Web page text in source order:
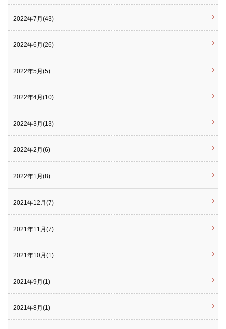
2022年7月(43)
2022年6月(26)
2022年5月(5)
2022年4月(10)
2022年3月(13)
2022年2月(6)
2022年1月(8)
2021年12月(7)
2021年11月(7)
2021年10月(1)
2021年9月(1)
2021年8月(1)